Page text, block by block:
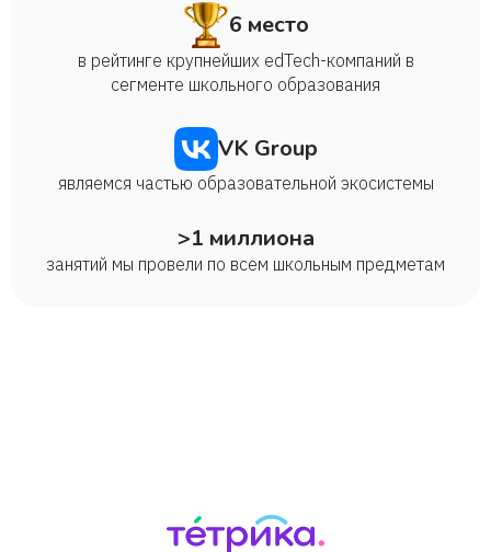
6 место
в рейтинге крупнейших edTech-компаний в
сегменте школьного образования
VK Group
являемся частью образовательной экосистемы
>1 миллиона
занятий мы провели по всем школьным предметам